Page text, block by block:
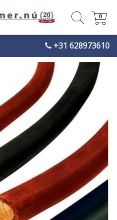
+31 628973610
0
0